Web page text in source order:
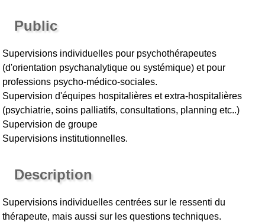
Public
Supervisions individuelles pour psychothérapeutes
(d'orientation psychanalytique ou systémique) et pour
professions psycho-médico-sociales.
Supervision d'équipes hospitalières et extra-hospitalières
(psychiatrie, soins palliatifs, consultations, planning etc..)
Supervision de groupe
Supervisions institutionnelles.
Description
Supervisions individuelles centrées sur le ressenti du
thérapeute, mais aussi sur les questions techniques.